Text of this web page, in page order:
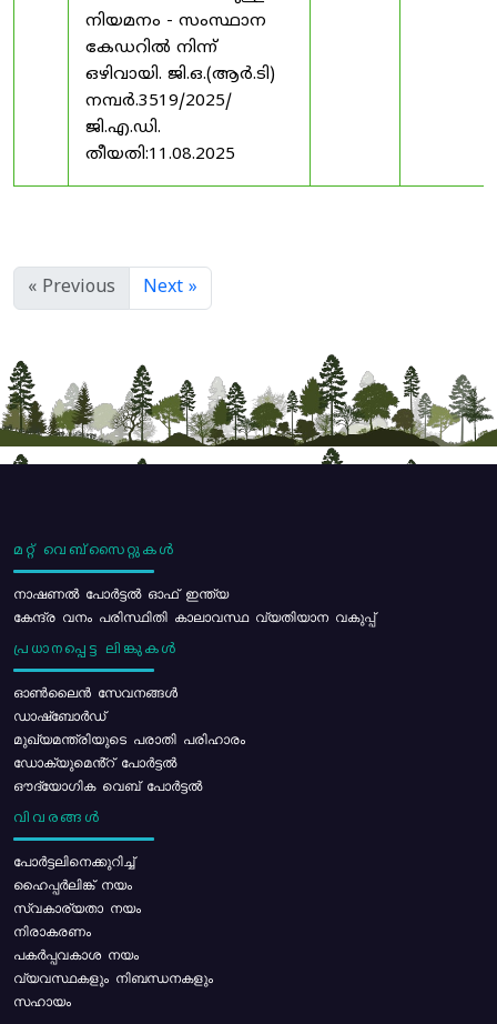
നിയമനം - സംസ്ഥാന
കേഡറിൽ നിന്ന്
ഒഴിവായി. ജി.ഒ.(ആർ.ടി)
നമ്പർ.3519/2025/
ജി.എ.ഡി.
തീയതി:11.08.2025
« Previous Next »
മറ്റ് വെബ്സൈറ്റുകൾ
നാഷണൽ പോർട്ടൽ ഓഫ് ഇന്ത്യ
കേന്ദ്ര വനം പരിസ്ഥിതി കാലാവസ്ഥ വ്യതിയാന വകുപ്പ്
പ്രധാനപ്പെട്ട ലിങ്കുകൾ
ഓൺലൈൻ സേവനങ്ങൾ
ഡാഷ്ബോർഡ്
മുഖ്യമന്ത്രിയുടെ പരാതി പരിഹാരം
ഡോക്യുമെൻ്റ് പോർട്ടൽ
ഔദ്യോഗിക വെബ് പോർട്ടൽ
വിവരങ്ങൾ
പോര്‍ട്ടലിനെക്കുറിച്ച്
ഹൈപ്പർലിങ്ക് നയം
സ്വകാര്യതാ നയം
നിരാകരണം
പകർപ്പവകാശ നയം
വ്യവസ്ഥകളും നിബന്ധനകളും
സഹായം